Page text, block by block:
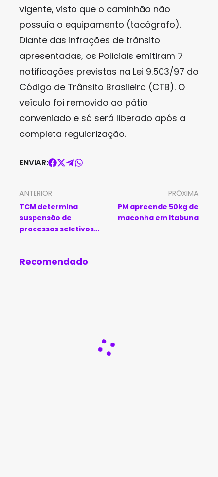
vigente, visto que o caminhão não
possuía o equipamento (tacógrafo).
Diante das infrações de trânsito
apresentadas, os Policiais emitiram 7
notificações previstas na Lei 9.503/97 do
Código de Trânsito Brasileiro (CTB). O
veículo foi removido ao pátio
conveniado e só será liberado após a
completa regularização.
ENVIAR:
ANTERIOR
TCM determina
suspensão de
processos seletivos
PRÓXIMA
PM apreende 50kg de
maconha em Itabuna
Recomendado